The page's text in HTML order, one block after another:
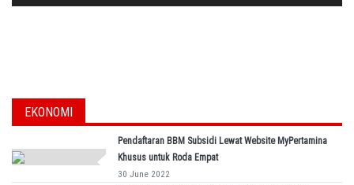
EKONOMI
Pendaftaran BBM Subsidi Lewat Website MyPertamina
Khusus untuk Roda Empat
30 June 2022